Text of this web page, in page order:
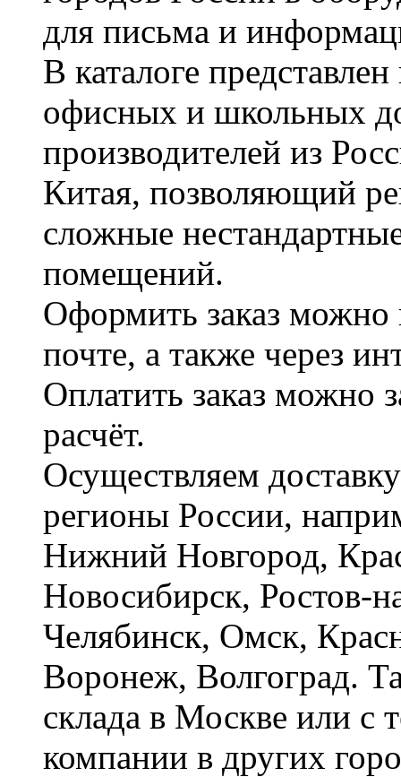
для письма и
В каталоге
офисных и школьных
производителей из
Китая, позволяющий
сложные
помещений.
Оформить заказ можно
почте, а также через
Оплатить заказ можно
расчёт.
Осуществляем
регионы России,
Нижний Новгород,
Новосибирск, Ростов-
Челябинск, Омск,
Воронеж, Волгоград.
склада в Москве или с
компании в других